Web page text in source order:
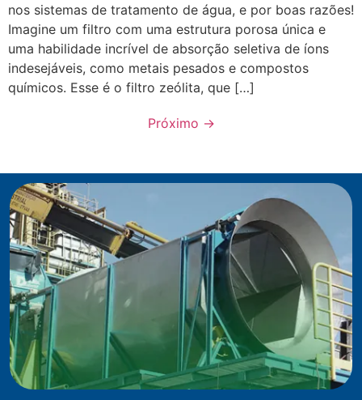
nos sistemas de tratamento de água, e por boas razões!
Imagine um filtro com uma estrutura porosa única e
uma habilidade incrível de absorção seletiva de íons
indesejáveis, como metais pesados e compostos
químicos. Esse é o filtro zeólita, que […]
Próximo →